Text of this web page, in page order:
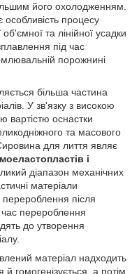
його охолодженням.
процесу
та лінійної усадки
під час
порожнині
більша частина
У зв'язку з високою
вартістю оснастки
та масового
для лиття являє
і
діапазон механічних
матеріали
перероблення після
перероблення
до утворення
матеріал надходить
гомогенізується, а потім